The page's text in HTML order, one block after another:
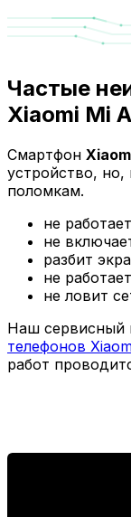
Частые
Xiaomi Mi
Смартфон
устройство,
поломкам.
не
не
разбит
не
не ловит
Наш сервисный
телефонов
работ